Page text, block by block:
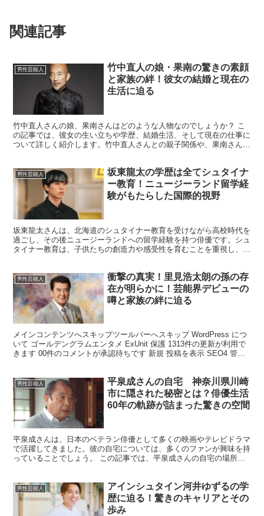
関連記事
男性芸能人
竹中直人の娘・果南の驚きの素顔
と家族の絆！彼女の結婚と現在の
生活に迫る
竹中直人さんの娘、果南さんはどのような人物なのでしょうか？ こ
の記事では、彼女の生い立ちや学歴、結婚生活、そして現在の仕事に
ついて詳しく紹介します。竹中直人さんとの親子関係や、果南さんの
男性芸能人
坂東龍太の学歴は全てシュタイナ
ー教育！ニュージーランド留学経
験がもたらした国際的視野
坂東龍太さんは、北海道のシュタイナー教育を受けながら高校時代を
過ごし、その後ニュージーランドへの留学経験を持つ俳優です。シュ
タイナー教育は、子供たちの創造力や感受性を育むことを重視し、彼
男性芸能人
衝撃の真実！里見浩太朗の孫の存
在が明らかに！芸能界デビューの
噂と家族の絆に迫る
メインコンテンツへスキップツールバーへスキップ WordPress につ
いて ゴールデングラムエンタメ ExUnit 保護 1313件の更新が利用で
きます 00件のコメントが承認待ちです 新規 投稿を表示 SEO4 管理
男性芸能人
平泉成さんの自宅 神奈川県川崎
市に隠された秘密とは？俳優生活
60年の軌跡が詰まった驚きの空間
平泉成さんは、日本のベテラン俳優として多くの映画やテレビドラマ
で活躍してきました。彼の自宅については、多くのファンが興味を持
っていることでしょう。 この記事では、平泉成さんの自宅の場所や
男性芸能人
アインシュタイン河井ゆずるの学
歴に迫る！驚きのキャリアとその
歩み